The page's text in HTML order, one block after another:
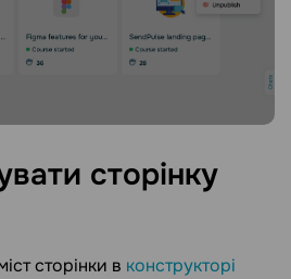
сторінку
сторінки в конструкторі